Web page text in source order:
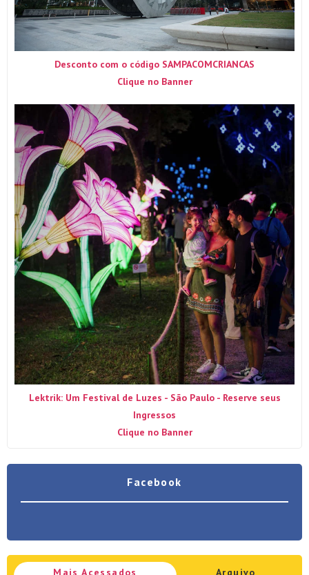
Desconto com o código SAMPACOMCRIANCAS
Clique no Banner
Lektrik: Um Festival de Luzes - São Paulo - Reserve seus
Ingressos
Clique no Banner
Facebook
Mais Acessados Arquivo